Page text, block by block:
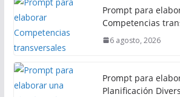
Prompt para
Competencias
6 agosto, 2026
Prompt para
Planificación